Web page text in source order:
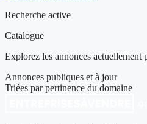
Recherche active
Catalogue
Explorez les annonces actuellement
Annonces publiques et à jour
Triées par pertinence du domaine